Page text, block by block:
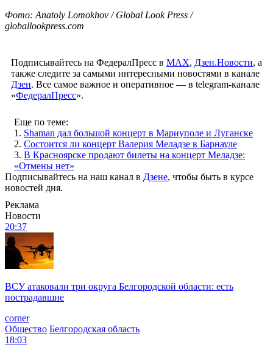
Фото: Anatoly Lomokhov / Global Look Press /
globallookpress.com
Подписывайтесь на ФедералПресс в МАХ, Дзен.Новости, а
также следите за самыми интересными новостями в канале
Дзен. Все самое важное и оперативное — в telegram-канале
«ФедералПресс».
Еще по теме:
1. Shaman дал большой концерт в Мариуполе и Луганске
2. Состоится ли концерт Валерия Меладзе в Барнауле
3. В Красноярске продают билеты на концерт Меладзе:
«Отмены нет»
Подписывайтесь на наш канал в Дзене, чтобы быть в курсе
новостей дня.
Реклама
Новости
20:37
ВСУ атаковали три округа Белгородской области: есть
пострадавшие
corner
Общество Белгородская область
18:03